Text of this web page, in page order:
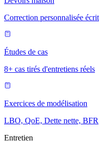
Correction personnalisée
Études de cas
8+ cas tirés d'entretiens réels
Exercices de modélisation
LBO, QoE, Dette nette, BFR
Entretien